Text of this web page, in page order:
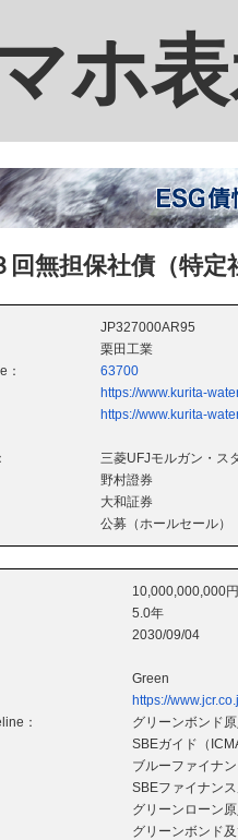
ホ
回無担保社債（特
JP327000AR95
栗田工業
：
63700
https://www.kurita-
https://www.kurita-
三菱UFJモルガン・ス
野村證券
大和証券
公募（ホールセール）
10,000,000,000円
5.0年
2030/09/04
Green
https://
：
グリーンボンド
SBEガイド（
ブルーファイナ
SBEファイナン
グリーンローン
グリーンボンド